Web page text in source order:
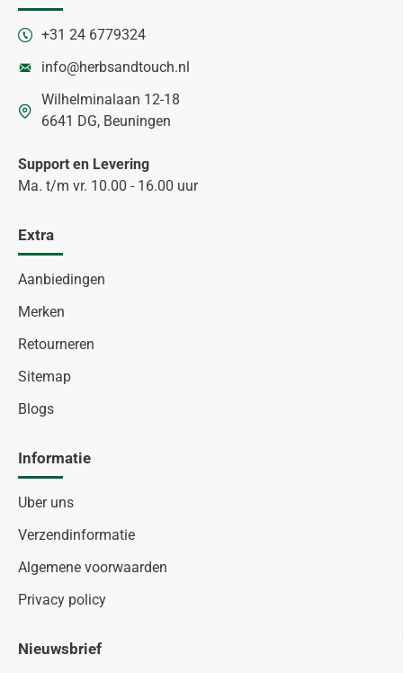
+31 24 6779324
info@herbsandtouch.nl
Wilhelminalaan 12-18
6641 DG, Beuningen
Support en Levering
Ma. t/m vr. 10.00 - 16.00 uur
Extra
Aanbiedingen
Merken
Retourneren
Sitemap
Blogs
Informatie
Uber uns
Verzendinformatie
Algemene voorwaarden
Privacy policy
Nieuwsbrief